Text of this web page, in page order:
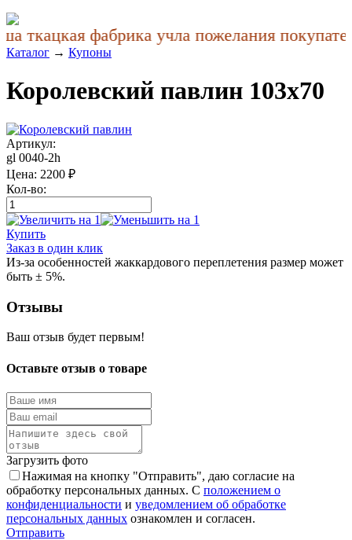
фабрика учла пожелания
Каталог → Купоны
Королевский павлин 103x70
Артикул:
gl 0040-2h
Цена: 2200 ₽
Кол-во:
Купить
Заказ в один клик
Из-за особенностей жаккардового переплетения размер может
быть ± 5%.
Отзывы
Ваш отзыв будет первым!
Оставьте отзыв о товаре
Загрузить фото
Нажимая на кнопку "Отправить", даю согласие на
обработку персональных данных. С положением о
конфиденциальности и уведомлением об обработке
персональных данных ознакомлен и согласен.
Отправить